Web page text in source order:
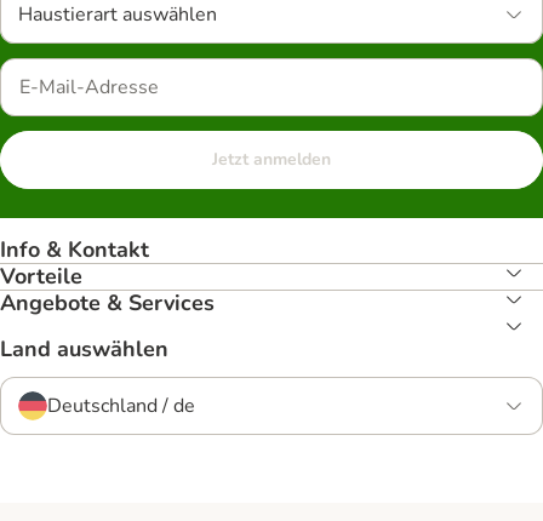
Haustierart auswählen
Jetzt anmelden
Info & Kontakt
Vorteile
Angebote & Services
Land auswählen
Deutschland / de